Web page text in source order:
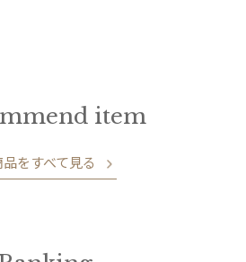
item
品をすべて見る